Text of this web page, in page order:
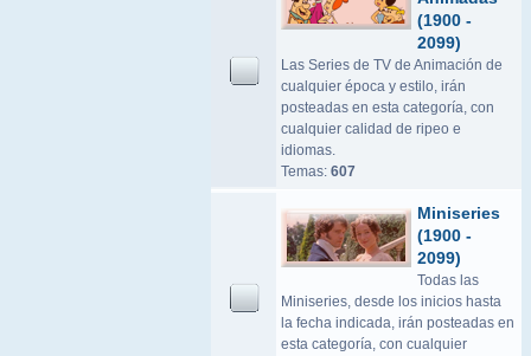
(1900 -
2099)
Las Series de TV de Animación de
cualquier época y estilo, irán
posteadas en esta categoría, con
cualquier calidad de ripeo e
idiomas.
Temas: 607
Miniseries
(1900 -
2099)
Todas las
Miniseries, desde los inicios hasta
la fecha indicada, irán posteadas en
esta categoría, con cualquier